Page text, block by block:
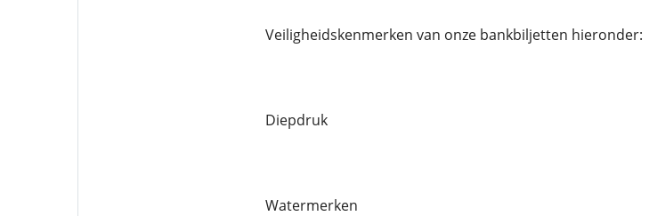
Veiligheidskenmerken van onze bankbiljetten hieronder:
Diepdruk
Watermerken